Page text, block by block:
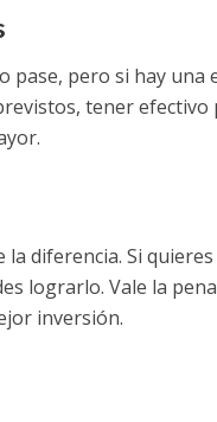
pase, pero si hay una
tener efectivo
la diferencia. Si
lograrlo. Vale la
inversión.